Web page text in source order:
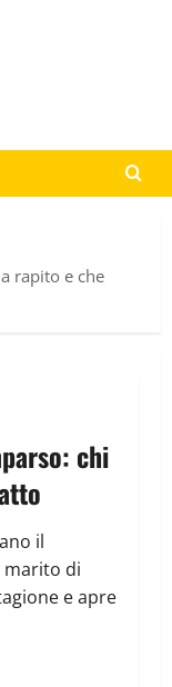
rapito e che
chi
il
marito di
e apre